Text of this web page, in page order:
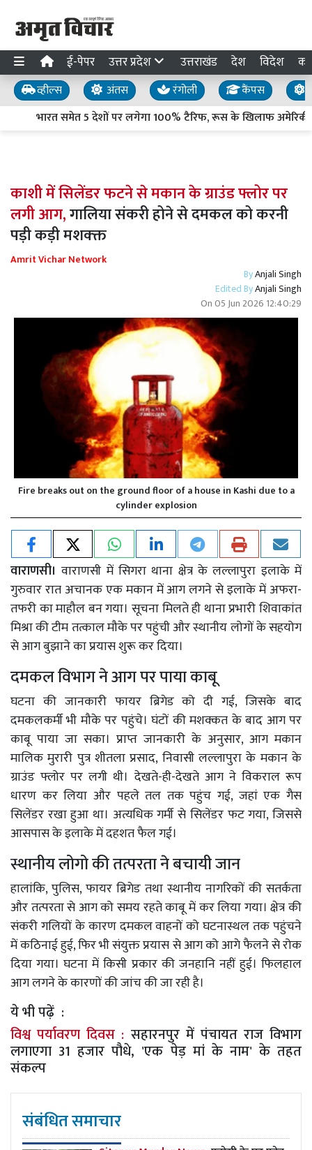
ई-पेपर उत्तर प्रदेश उत्तराखंड देश विदेश
व्हील्स अंतस रंगोली कैंपस
भारत समेत 5 देशों पर लगेगा 100% टैरिफ, रूस के खिलाफ अमेरिकी
काशी में सिलेंडर फटने से मकान के ग्राउंड फ्लोर पर
लगी आग,गालिया संकरी होने से दमकल को करनी
पड़ी कड़ी मशक्क्त
Amrit Vichar Network
ByAnjali Singh
Edited ByAnjali Singh
On05 Jun 2026 12:40:29
Fire breaks out on the ground floor of a house in Kashi due to a
cylinder explosion
वाराणसी।वाराणसी में सिगरा थाना क्षेत्र के लल्लापुरा इलाके में
गुरुवार रात अचानक एक मकान में आग लगने से इलाके में अफरा-
तफरी का माहौल बन गया। सूचना मिलते ही थाना प्रभारी शिवाकांत
मिश्रा की टीम तत्काल मौके पर पहुंची और स्थानीय लोगों के सहयोग
से आग बुझाने का प्रयास शुरू कर दिया।
दमकल विभाग ने आग पर पाया काबू
घटना की जानकारी फायर ब्रिगेड को दी गई, जिसके बाद
दमकलकर्मी भी मौके पर पहुंचे। घंटों की मशक्कत के बाद आग पर
काबू पाया जा सका। प्राप्त जानकारी के अनुसार, आग मकान
मालिक मुरारी पुत्र शीतला प्रसाद, निवासी लल्लापुरा के मकान के
ग्राउंड फ्लोर पर लगी थी। देखते-ही-देखते आग ने विकराल रूप
धारण कर लिया और पहले तल तक पहुंच गई, जहां एक गैस
सिलेंडर रखा हुआ था। अत्यधिक गर्मी से सिलेंडर फट गया, जिससे
आसपास के इलाके में दहशत फैल गई।
स्थानीय लोगो की तत्परता ने बचायी जान
हालांकि, पुलिस, फायर ब्रिगेड तथा स्थानीय नागरिकों की सतर्कता
और तत्परता से आग को समय रहते काबू में कर लिया गया। क्षेत्र की
संकरी गलियों के कारण दमकल वाहनों को घटनास्थल तक पहुंचने
में कठिनाई हुई, फिर भी संयुक्त प्रयास से आग को आगे फैलने से रोक
दिया गया। घटना में किसी प्रकार की जनहानि नहीं हुई। फिलहाल
आग लगने के कारणों की जांच की जा रही है।
ये भी पढ़ें :
विश्व पर्यावरण दिवस : सहारनपुर में पंचायत राज विभाग
लगाएगा 31 हजार पौधे, 'एक पेड़ मां के नाम' के तहत
संकल्प
संबंधित समाचार